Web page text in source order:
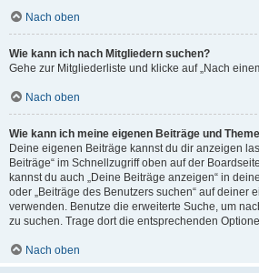
Nach oben
Wie kann ich nach Mitgliedern suchen?
Gehe zur Mitgliederliste und klicke auf „Nach
Nach oben
Wie kann ich meine eigenen Beiträge und
Deine eigenen Beiträge kannst du dir anzeigen
Beiträge“ im Schnellzugriff oben auf der
kannst du auch „Deine Beiträge anzeigen“ in
oder „Beiträge des Benutzers suchen“ auf deiner
verwenden. Benutze die erweiterte Suche, um
zu suchen. Trage dort die entsprechenden
Nach oben